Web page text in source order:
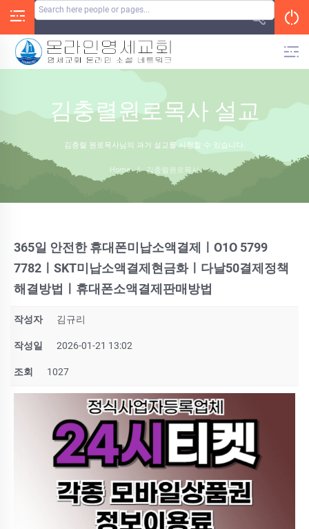
김충렬원로목사 설교
김충렬 원로목사님의 과거 설교를 시청할 수 있습니다.
Home / 김충렬원로목사
365일 안전한 휴대폰미납소액결제ㅣO1O 5799
7782ㅣSKT미납소액결제현금화ㅣ다날50결제정책
해결방법ㅣ휴대폰소액결제판매방법
작성자 김규리
작성일 2026-01-21 13:02
조회 1027